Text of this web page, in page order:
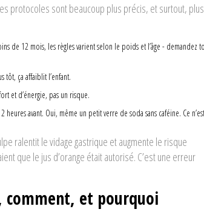
protocoles sont beaucoup plus précis, et surtout,
de 12 mois, les règles varient selon le poids et l’âge - demandez
tôt, ça affaiblit l’enfant.
et d’énergie, pas un risque.
avant. Oui, même un petit verre de soda sans caféine. Ce
ralentit le vidage gastrique et augmente le risque
que le jus d’orange était autorisé. C’est une erreur
comment, et pourquoi